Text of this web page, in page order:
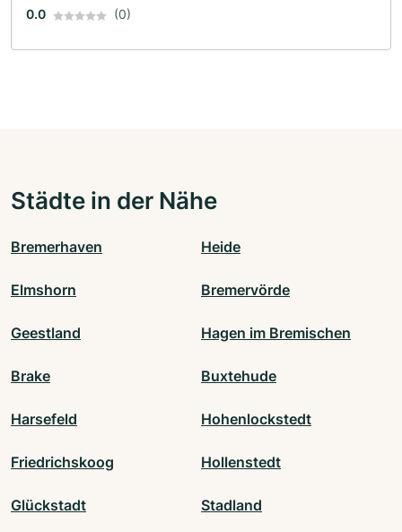
0.0 (0)
Städte in der Nähe
Bremerhaven Heide
Elmshorn Bremervörde
Geestland Hagen im Bremischen
Brake Buxtehude
Harsefeld Hohenlockstedt
Friedrichskoog Hollenstedt
Glückstadt Stadland